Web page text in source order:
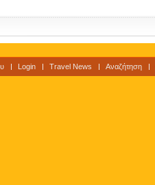
Login Travel News Αναζήτηση